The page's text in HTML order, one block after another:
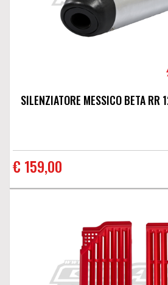
SILENZIATORE MESSICO BETA
€ 159,00